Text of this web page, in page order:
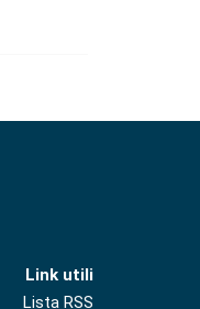
Link utili
Lista RSS